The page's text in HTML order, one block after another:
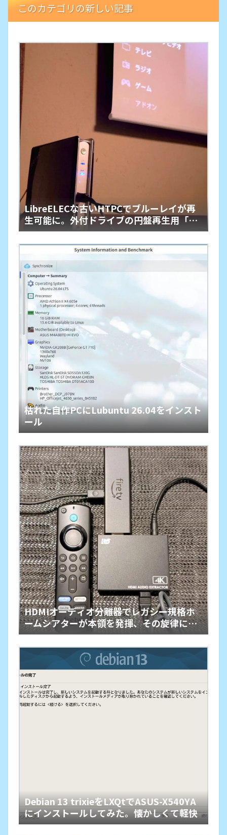
このカテゴリの新しい記事
LibreELECな古いHTPCでブルーレイが再
生可能に。外付ドライブの円盤再生用「艦
橋」という余生
枯れた自作PCにLubuntu 26.04をインスト
ール
HDMIオーディオ分離器でレガシー規格ホ
ームシアターが本領を発揮、その旋律に戦
慄
Debian 13 trixieをLXQtでASUS-X540YA
にインストールしてみた。懐かしくて軽快